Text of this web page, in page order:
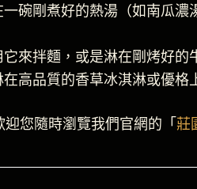
一碗剛煮好的熱湯（如南瓜濃
它來拌麵，或是淋在剛烤好的
在高品質的香草冰淇淋或優格
迎您隨時瀏覽我們官網的「 莊